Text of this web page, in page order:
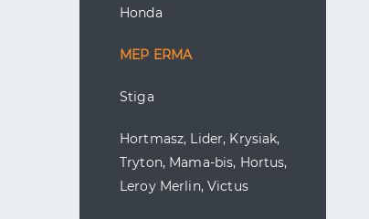
Honda
MEP ERMA
Stiga
Hortmasz, Lider, Krysiak,
Tryton, Mama-bis, Hortus,
Leroy Merlin, Victus